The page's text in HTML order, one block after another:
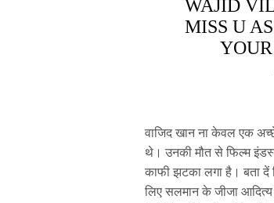
WAJID
MISS U
वाजिद खान ना केवल एक
थे। उनकी मौत से फिल्म
काफी झटका लगा है। बता दें
लिए सलमान के जीजा